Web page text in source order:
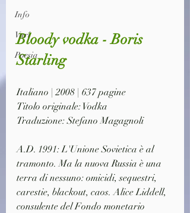
Info
Vari
Poesia
Bloody vodka - Boris
Starling
Italiano | 2008 | 637 pagine
Titolo originale: Vodka
Traduzione: Stefano Magagnoli
A.D. 1991: L'Unione Sovietica è al
tramonto. Ma la nuova Russia è una
terra di nessuno: omicidi, sequestri,
carestie, blackout, caos. Alice Liddell,
consulente del Fondo monetario